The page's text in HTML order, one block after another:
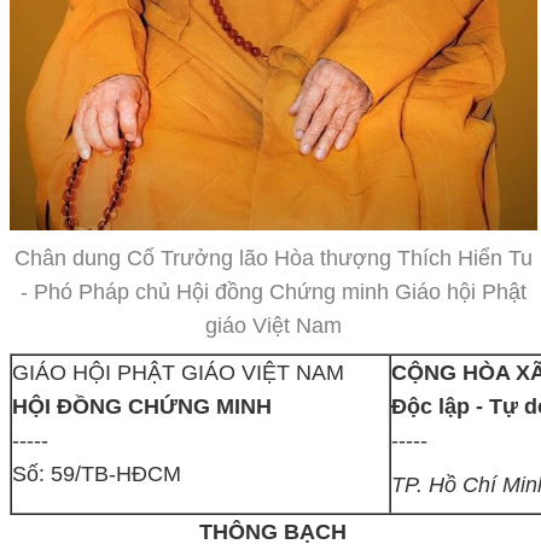
Chân dung Cố Trưởng lão Hòa thượng Thích Hiển Tu
- Phó Pháp chủ Hội đồng Chứng minh Giáo hội Phật
giáo Việt Nam
GIÁO HỘI PHẬT GIÁO VIỆT NAM
HỘI ĐỒNG CHỨNG MINH
-----
Số: 59/TB-HĐCM
CỘNG HÒA
Độc lập - Tự
-----
TP. Hồ Chí
THÔNG BẠCH